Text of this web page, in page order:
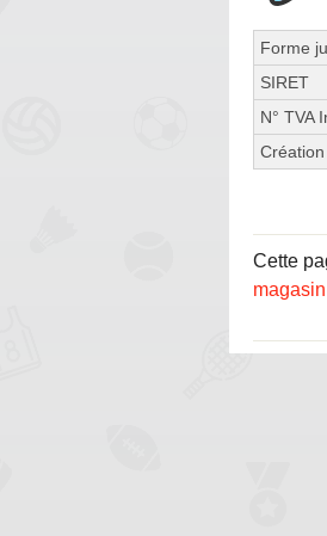
Forme
SIRET
N° TVA
Création
Cette